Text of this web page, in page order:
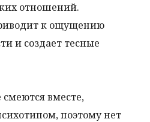
отношений.
к ощущению
и создает тесные
вместе,
поэтому нет